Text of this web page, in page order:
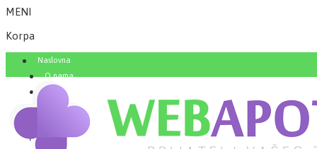
MENI
Korpa
Naslovna
O nama